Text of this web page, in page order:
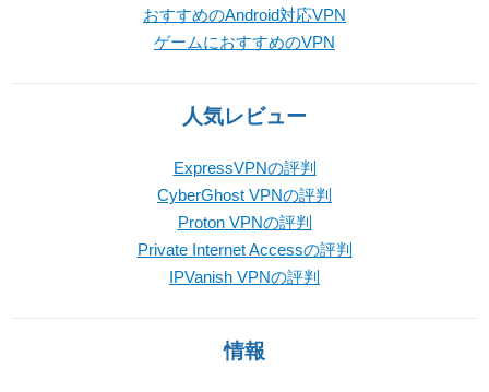
おすすめのAndroid対応VPN
ゲームにおすすめのVPN
人気レビュー
ExpressVPNの評判
CyberGhost VPNの評判
Proton VPNの評判
Private Internet Accessの評判
IPVanish VPNの評判
情報